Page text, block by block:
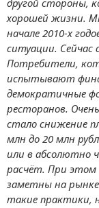
хорошей жизни.
начале 2010-х
ситуации. Сейчас
Потребители,
испытывают
демократичные
ресторанов.
стало снижение
млн до 20 млн
или в абсолютно
расчёт. При этом
заметны на
такие практики,